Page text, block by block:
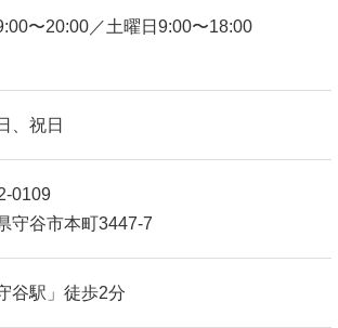
〜20:00／土曜日9:00〜18:00
、祝日
0109
守谷市本町3447-7
谷駅」徒歩2分